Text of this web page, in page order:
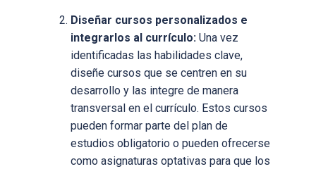
Diseñar cursos personalizados e
integrarlos al currículo: Una vez
identificadas las habilidades clave,
diseñe cursos que se centren en su
desarrollo y las integre de manera
transversal en el currículo. Estos cursos
pueden formar parte del plan de
estudios obligatorio o pueden ofrecerse
como asignaturas optativas para que los